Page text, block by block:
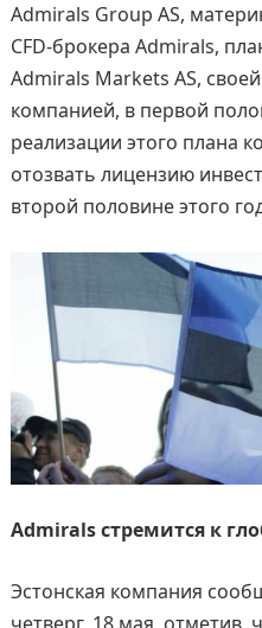
Admirals Group AS,
CFD-брокера Admirals,
Admirals Markets AS,
компанией, в первой
реализации этого плана
отозвать лицензию
второй половине этого
Admirals стремится к
Эстонская компания
четверг, 18 мая, отметив,